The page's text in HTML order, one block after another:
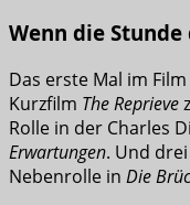
Wenn die
Das erste Mal im
Kurzfilm The Reprieve
Rolle in der Charles
Erwartungen. Und
Nebenrolle in Die